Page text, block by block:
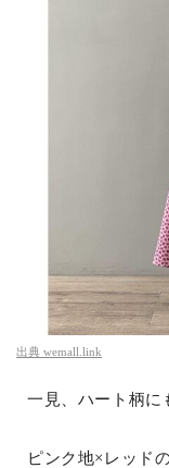
出典 wemall.link
一見、ハート柄に
ピンク地×レッド